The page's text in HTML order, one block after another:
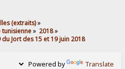
(extraits)»
tunisienne» 2018»
Jort des 15 et 19 juin 2018
Powered by Translate